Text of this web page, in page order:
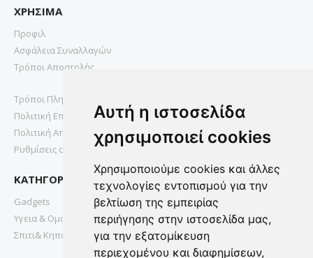
Αυτή η ιστοσελίδα
χρησιμοποιεί cookies
Χρησιμοποιούμε cookies και άλλες
τεχνολογίες εντοπισμού για την
βελτίωση της εμπειρίας
περιήγησης στην ιστοσελίδα μας,
για την εξατομίκευση
περιεχομένου και διαφημίσεων,
ΧΡΗΣΙΜΑ
Προφιλ
Ασφάλεια Συναλλαγών
Τρόποι Αποστολής
Τρόποι Πληρωμής
Πολιτική Επιστροφών
Πολιτική Απορρήτου
Ρυθμίσεις cookies
ΚΑΤΗΓΟΡΙΕΣ
Gadgets
Υγεια & Ομορφια
Σπιτι& Κηπος